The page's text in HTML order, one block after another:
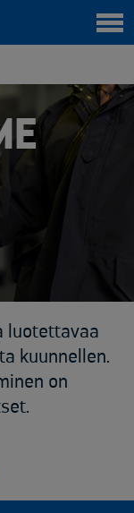
luotettavaa
kuunnellen.
on